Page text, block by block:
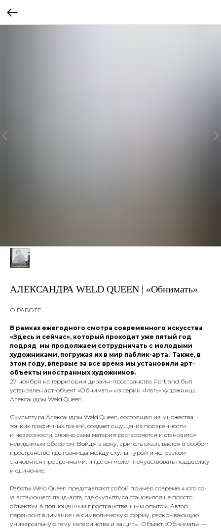
АЛЕКСАНДРА WELD QUEEN | «Обнимать»
О РАБОТЕ
В рамках ежегодного смотра современного искусства
«Здесь и сейчас», который проходит уже пятый год
подряд мы продолжаем сотрудничать с молодыми
художниками, погружая их в мир паблик-арта. Также, в
этом году, впервые за все время мы установили арт-
объекты иностранных художников.
27 ноября на территории дизайн-пространства Portland был
установлен арт-объект «Обнимать» из серии «Мать» художницы
Александры Weld Queen.
Скульптура Александры Weld Queen, состоящая из множества
тонких графичных линий, создает ощущение прозрачности
и невесомости, словно сама материя растворяется и становится
невидимым оберегом. Войдя в арку, зритель оказывается в особом
пространстве, где границы между скульптурой и человеком
становятся прозрачными, и где он может почувствовать поддержку
и единение.
Работы Weld Queen представляют собой пример современного со-
участвующего лэнд-арта, где скульптура становится не просто
объектом, а полноценным пространственным опытом. Автор
переносит внимание на символическую форму, раскрывающую
универсальную тему материнства и защиты. Объект «Обнимать» —